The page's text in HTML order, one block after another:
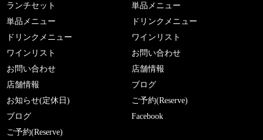
ランチセット
単品メニュー
ドリンクメニュー
ワインリスト
お問い合わせ
店舗情報
お知らせ(定休日)
ブログ
ご予約(Reserve)
単品メニュー
ドリンクメニュー
ワインリスト
お問い合わせ
店舗情報
ブログ
ご予約(Reserve)
Facebook